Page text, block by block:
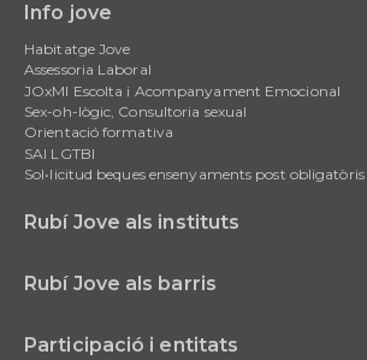
navigation
Info jove
Habitatge Jove
Assessoria Laboral
JOxMI Escolta i Acompanyament Emocional
Sex-oh-lògic, Consultoria sexual
Orientació formativa
SAI LGTBI
Sol•licitud beques ensenyaments post obligatòris
Rubí Jove als instituts
Rubí Jove als barris
Participació i entitats